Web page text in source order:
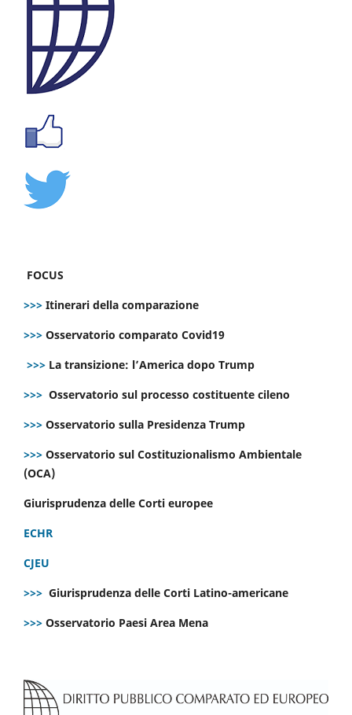
FOCUS
>>> Itinerari della comparazione
>>> Osservatorio comparato Covid19
>>> La transizione: l’America dopo Trump
>>> Osservatorio sul processo costituente cileno
>>> Osservatorio sulla Presidenza Trump
>>> Osservatorio sul Costituzionalismo Ambientale
(OCA)
Giurisprudenza delle Corti europee
ECHR
CJEU
>>> Giurisprudenza delle Corti Latino-americane
>>> Osservatorio Paesi Area Mena